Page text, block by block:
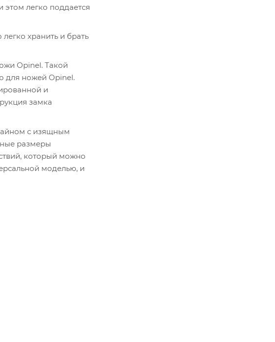
легко поддается
хранить и брать
Opinel. Такой
для ножей Opinel.
и
замка
с изящным
размеры
который можно
моделью, и